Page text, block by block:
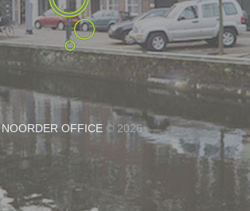
NOORDER OFFICE © 2026